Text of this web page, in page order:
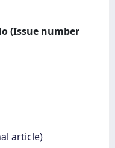
(Issue number
article)